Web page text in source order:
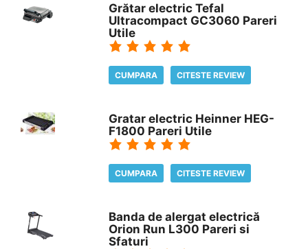
Grătar electric Tefal
Ultracompact GC3060 Pareri
Utile
CUMPARA CITESTE REVIEW
Gratar electric Heinner HEG-
F1800 Pareri Utile
CUMPARA CITESTE REVIEW
Banda de alergat electrică
Orion Run L300 Pareri si
Sfaturi